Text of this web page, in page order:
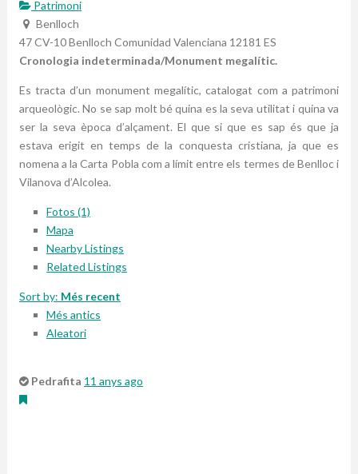
Patrimoni
Benlloch
47 CV-10Benlloch Comunidad Valenciana 12181 ES
Cronologia indeterminada/Monument megalític.
Es tracta d’un monument megalític, catalogat com a patrimoni
arqueològic. No se sap molt bé quina es la seva utilitat i quina va
ser la seva època d’alçament. El que si que es sap és que ja
estava erigit en temps de la conquesta cristiana, ja que es
nomena a la Carta Pobla com a límit entre els termes de Benlloc i
Vilanova d’Alcolea.
Fotos (1)
Mapa
Nearby Listings
Related Listings
Sort by: Més recent
Més antics
Aleatori
Pedrafita 11 anys ago